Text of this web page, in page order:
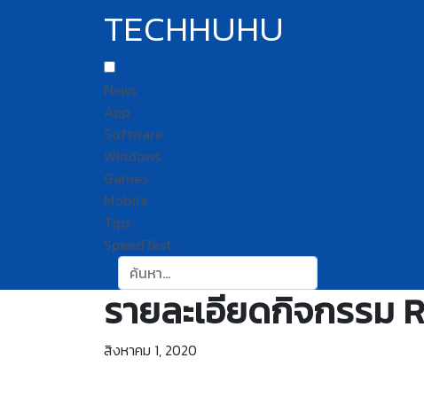
TECHHUHU
News
App
Software
Windows
Games
Mobile
Tips
SpeedTest
ค้นหา:
รายละเอียดกิจกรรม
สิงหาคม 1, 2020